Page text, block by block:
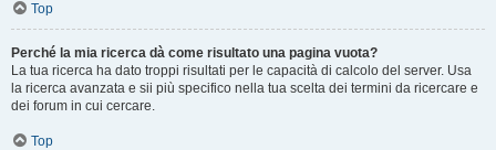
Top
Perché la mia ricerca dà come risultato una pagina vuota?
La tua ricerca ha dato troppi risultati per le capacità di calcolo del server. Usa
la ricerca avanzata e sii più specifico nella tua scelta dei termini da ricercare e
dei forum in cui cercare.
Top